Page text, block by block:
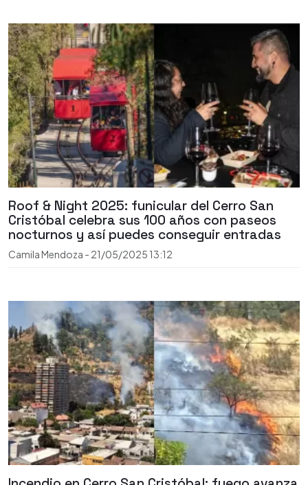
Roof & Night 2025: funicular del Cerro San
Cristóbal celebra sus 100 años con paseos
nocturnos y así puedes conseguir entradas
Camila Mendoza - 21/05/2025 13:12